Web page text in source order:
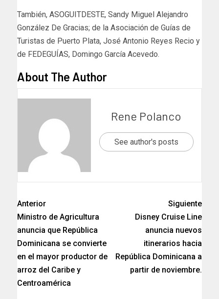
También, ASOGUITDESTE, Sandy Miguel Alejandro
González De Gracias; de la Asociación de Guías de
Turistas de Puerto Plata, José Antonio Reyes Recio y
de FEDEGUÍAS, Domingo García Acevedo.
About The Author
Rene Polanco
See author's posts
Anterior
Ministro de Agricultura
anuncia que República
Dominicana se convierte
en el mayor productor de
arroz del Caribe y
Centroamérica
Siguiente
Disney Cruise Line
anuncia nuevos
itinerarios hacia
República Dominicana a
partir de noviembre.